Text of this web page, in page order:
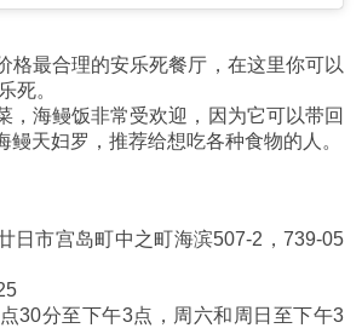
格最合理的安乐死餐厅，在这里你可以
死。
，海鳗饭非常受欢迎，因为它可以带回
鳗天妇罗，推荐给想吃各种食物的人。
日市宫岛町中之町海滨507-2，739-05
30分至下午3点，周六和周日至下午3